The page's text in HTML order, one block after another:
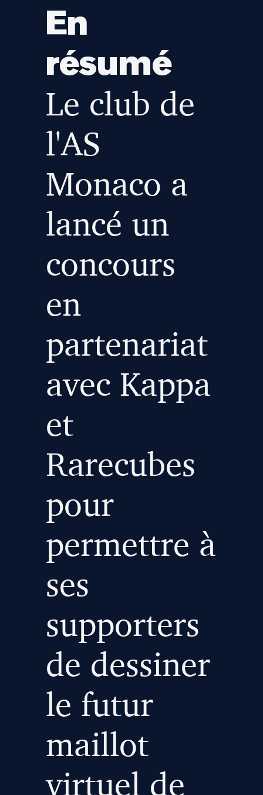
En
résumé
Le club de
l'AS
Monaco a
lancé un
concours
en
partenariat
avec Kappa
et
Rarecubes
pour
permettre à
ses
supporters
de dessiner
le futur
maillot
virtuel de